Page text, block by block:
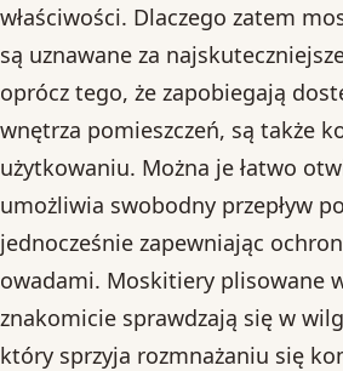
właściwości. Dlaczego zatem
są uznawane za
oprócz tego, że zapobiegają
wnętrza pomieszczeń, są także
użytkowaniu. Można je łatwo
umożliwia swobodny przepływ
jednocześnie zapewniając
owadami. Moskitiery plisowane
znakomicie sprawdzają się w
który sprzyja rozmnażaniu się